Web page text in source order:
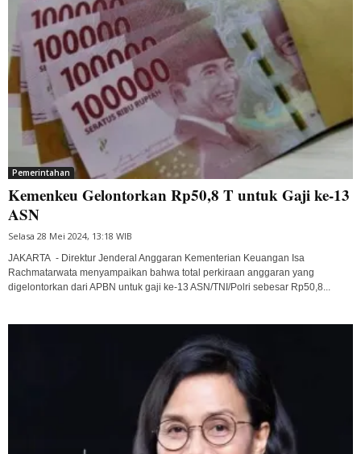
Pemerintahan
Kemenkeu Gelontorkan Rp50,8 T untuk Gaji ke-13
ASN
Selasa 28 Mei 2024, 13:18 WIB
JAKARTA - Direktur Jenderal Anggaran Kementerian Keuangan Isa
Rachmatarwata menyampaikan bahwa total perkiraan anggaran yang
digelontorkan dari APBN untuk gaji ke-13 ASN/TNI/Polri sebesar Rp50,8...